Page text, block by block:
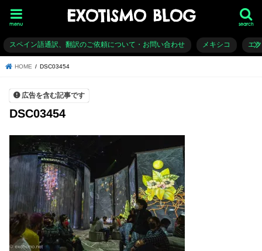
EXOTISMO BLOG search
menu
スペイン語通訳、翻訳のご依頼について・お問い合わせ メキシコ エ
HOME DSC03454
広告を含む記事です
DSC03454